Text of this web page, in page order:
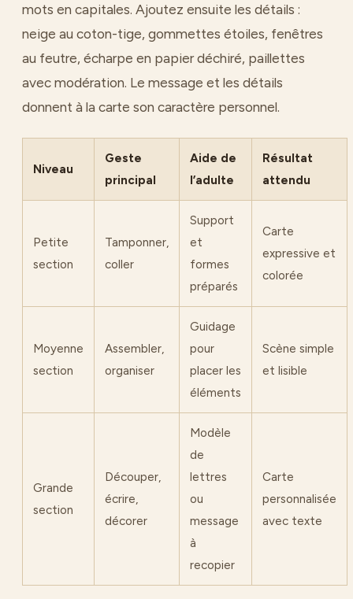
mots en capitales. Ajoutez ensuite les détails :
neige au coton-tige, gommettes étoiles, fenêtres
au feutre, écharpe en papier déchiré, paillettes
avec modération. Le message et les détails
donnent à la carte son caractère personnel.
Niveau
Geste
principal
Aide de
l’adulte
Résultat
attendu
Petite
section
Tamponner,
coller
Support
et
formes
préparés
Carte
expressive et
colorée
Moyenne
section
Assembler,
organiser
Guidage
pour
placer les
éléments
Scène simple
et lisible
Grande
section
Découper,
écrire,
décorer
Modèle
de
lettres
ou
message
à
recopier
Carte
personnalisée
avec texte